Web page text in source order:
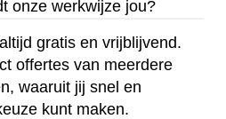
onze werkwijze jou?
gratis en vrijblijvend.
offertes van meerdere
waaruit jij snel en
kunt maken.